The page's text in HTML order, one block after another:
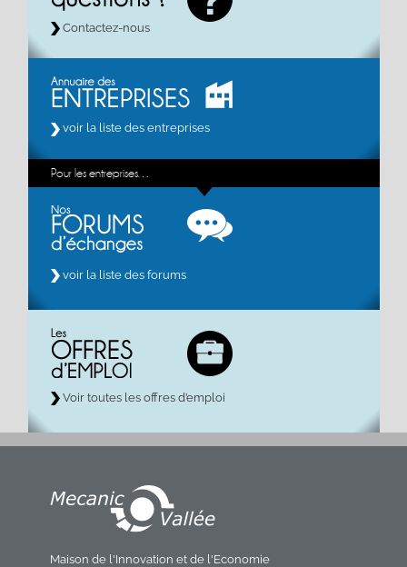
Contactez-nous
voir la liste des entreprises
Pour les entreprises…
voir la liste des forums
Voir toutes les offres d’emploi
Maison de l'Innovation et de l'Economie